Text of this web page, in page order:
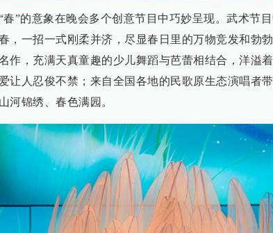
春”的意象在晚会多个创意节目中巧妙呈现。武术节
，一招一式刚柔并济，尽显春日里的万物竞发和勃勃
作，充满天真童趣的少儿舞蹈与芭蕾相结合，洋溢
让人忍俊不禁；来自全国各地的民歌原生态演唱者
河锦绣、春色满园。